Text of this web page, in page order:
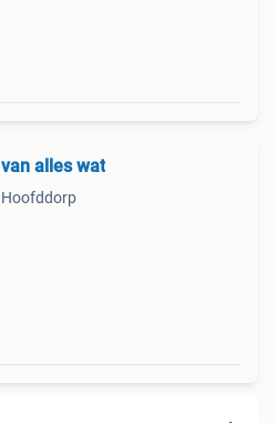
van alles wat
Hoofddorp